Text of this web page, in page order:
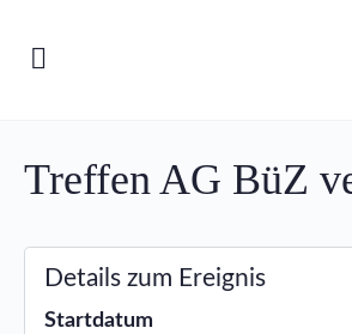
Treffen AG BüZ
Details zum Ereignis
Startdatum